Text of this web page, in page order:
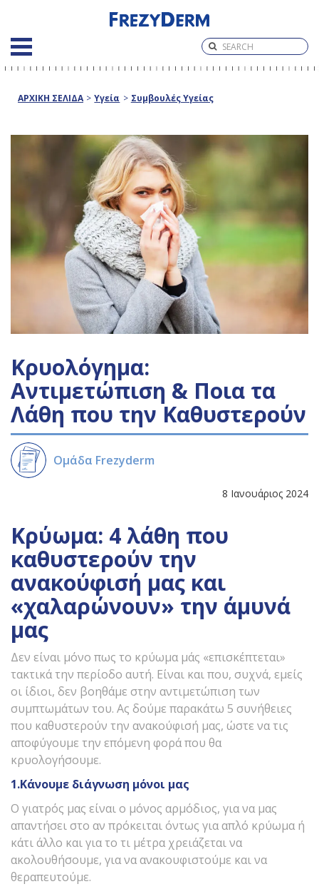
ΑΡΧΙΚΗ ΣΕΛΙΔΑ > Υγεία > Συμβουλές Υγείας
Κρυολόγημα:
Αντιμετώπιση & Ποια τα
Λάθη που την Καθυστερούν
Ομάδα Frezyderm
8 Ιανουάριος 2024
Κρύωμα: 4 λάθη που
καθυστερούν την
ανακούφισή μας και
«χαλαρώνουν» την άμυνά
μας
Δεν είναι μόνο πως το κρύωμα μάς «επισκέπτεται»
τακτικά την περίοδο αυτή. Είναι και που, συχνά, εμείς
οι ίδιοι, δεν βοηθάμε στην αντιμετώπιση των
συμπτωμάτων του. Ας δούμε παρακάτω 5 συνήθειες
που καθυστερούν την ανακούφισή μας, ώστε να τις
αποφύγουμε την επόμενη φορά που θα
κρυολογήσουμε.
1.Κάνουμε διάγνωση μόνοι μας
Ο γιατρός μας είναι ο μόνος αρμόδιος, για να μας
απαντήσει στο αν πρόκειται όντως για απλό κρύωμα ή
κάτι άλλο και για το τι μέτρα χρειάζεται να
ακολουθήσουμε, για να ανακουφιστούμε και να
θεραπευτούμε.